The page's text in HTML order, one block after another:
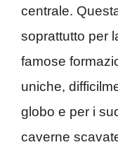
centrale.
soprattutto per
famose
uniche,
globo e per i
caverne